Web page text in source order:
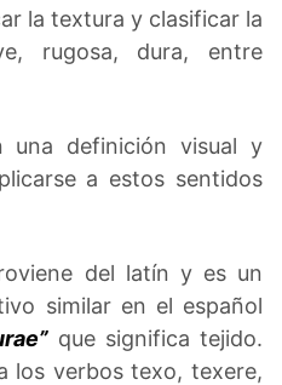
la textura y clasificar la
rugosa, dura, entre
una definición visual y
a estos sentidos
del latín y es un
similar en el español
que significa tejido.
los verbos texo, texere,